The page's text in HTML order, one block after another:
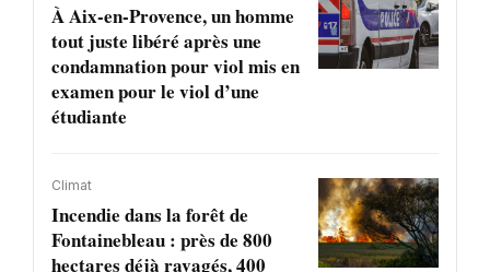
À Aix-en-Provence, un homme
tout juste libéré après une
condamnation pour viol mis en
examen pour le viol d’une
étudiante
Climat
Incendie dans la forêt de
Fontainebleau : près de 800
hectares déjà ravagés, 400